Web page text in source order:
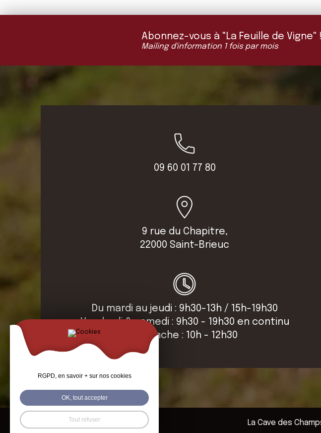
Abonnez-vous à "La Feuille de Vigne" !
Mailing d'information 1 fois par mois
09 60 01 77 80
9 rue du Chapitre,
22000 Saint-Brieuc
Du mardi au jeudi : 9h30-13h / 15h-19h30
Vendredi & samedi : 9h30 - 19h30 en continu
Dimanche : 10h - 12h30
La Cave des
RGPD, en savoir + sur nos cookies
OK, tout accepter
Tout refuser